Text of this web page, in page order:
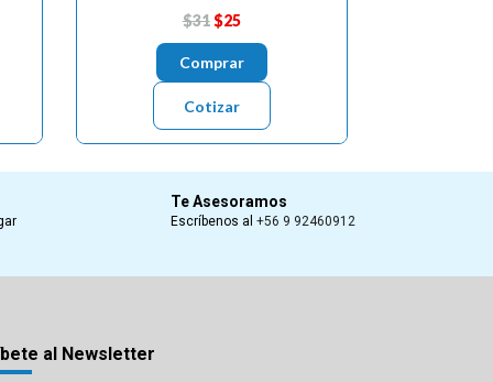
$31$25
Comprar
Cotizar
Te Asesoramos
Escríbenos al+56 9 92460912
al Newsletter